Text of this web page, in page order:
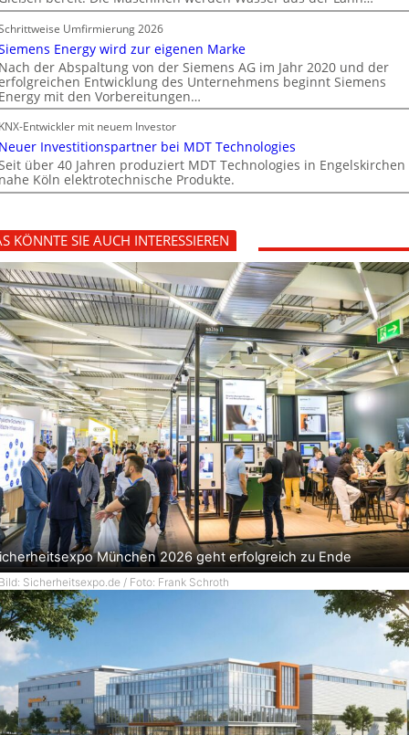
Umfirmierung 2026
Energy wird zur eigenen Marke
der Abspaltung von der Siemens AG im Jahr 2020 und der
Entwicklung des Unternehmens beginnt Siemens
mit den Vorbereitungen…
Entwickler mit neuem Investor
Investitionspartner bei MDT Technologies
über 40 Jahren produziert MDT Technologies in Engelskirchen
Köln elektrotechnische Produkte.
KÖNNTE SIE AUCH INTERESSIEREN
München 2026 geht erfolgreich zu Ende
Sicherheitsexpo.de / Foto: Frank Schroth